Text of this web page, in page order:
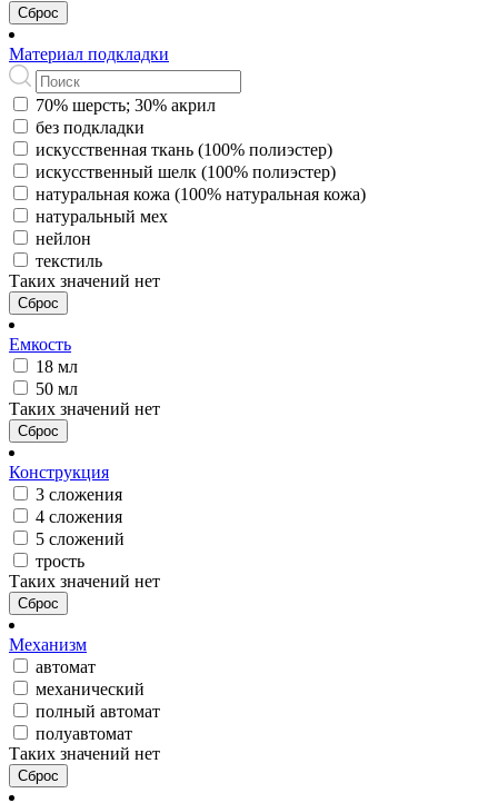
Сброс
Материал подкладки
70% шерсть; 30% акрил
без подкладки
искуcственная ткань (100% полиэстер)
искусственный шелк (100% полиэстер)
натуральная кожа (100% натуральная кожа)
натуральный мех
нейлон
текстиль
Таких значений нет
Сброс
Емкость
18 мл
50 мл
Таких значений нет
Сброс
Конструкция
3 сложения
4 сложения
5 сложений
трость
Таких значений нет
Сброс
Механизм
автомат
механический
полный автомат
полуавтомат
Таких значений нет
Сброс